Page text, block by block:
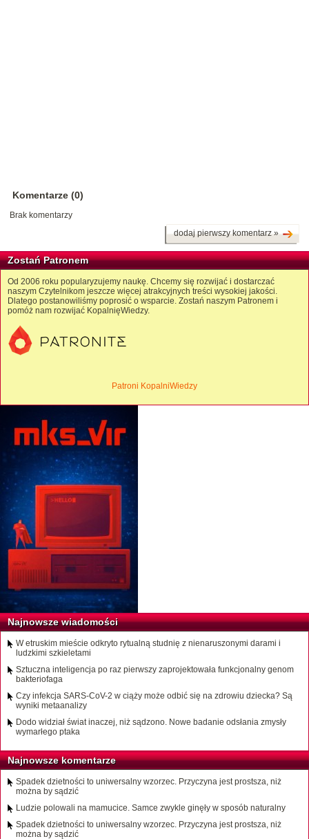
Komentarze (0)
Brak komentarzy
dodaj pierwszy komentarz »
Zostań Patronem
Od 2006 roku popularyzujemy naukę. Chcemy się rozwijać i dostarczać
naszym Czytelnikom jeszcze więcej atrakcyjnych treści wysokiej jakości.
Dlatego postanowiliśmy poprosić o wsparcie. Zostań naszym Patronem i
pomóż nam rozwijać KopalnięWiedzy.
Patroni KopalniWiedzy
Najnowsze wiadomości
W etruskim mieście odkryto rytualną studnię z nienaruszonymi darami i
ludzkimi szkieletami
Sztuczna inteligencja po raz pierwszy zaprojektowała funkcjonalny genom
bakteriofaga
Czy infekcja SARS-CoV-2 w ciąży może odbić się na zdrowiu dziecka? Są
wyniki metaanalizy
Dodo widział świat inaczej, niż sądzono. Nowe badanie odsłania zmysły
wymarłego ptaka
Najnowsze komentarze
Spadek dzietności to uniwersalny wzorzec. Przyczyna jest prostsza, niż
można by sądzić
Ludzie polowali na mamucice. Samce zwykle ginęły w sposób naturalny
Spadek dzietności to uniwersalny wzorzec. Przyczyna jest prostsza, niż
można by sądzić